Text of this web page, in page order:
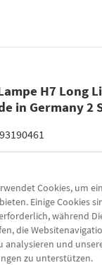
H7 Long
in Germany 2
Stück=8,45 €)
MwSt.
Cookies, um
Einige Cookies
während
die
analysieren und
zu unterstützen.